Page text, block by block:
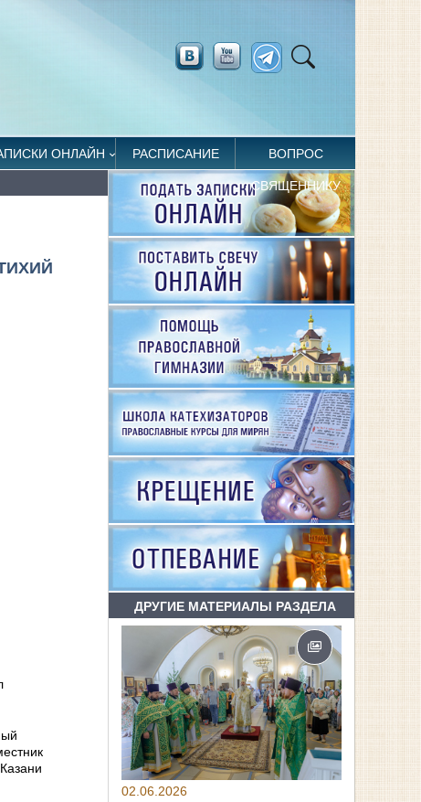
ОНЛАЙН РАСПИСАНИЕ ВОПРОС
СВЯЩЕННИКУ
ДРУГИЕ МАТЕРИАЛЫ РАЗДЕЛА
02.06.2026